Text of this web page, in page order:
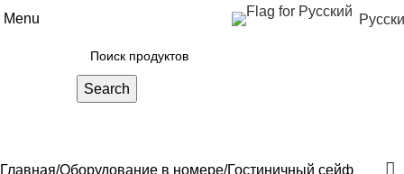
Menu
Search
Главная Оборудование в номере Гостиничный сейф